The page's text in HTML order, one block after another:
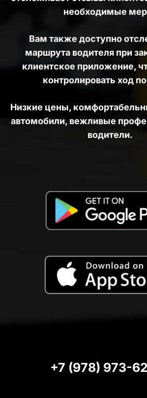
необходимые
Вам также доступно
маршрута водителя при
клиентское приложение,
контролировать ход
Низкие цены,
автомобили, вежливые
водители.
+7 (978) 973-